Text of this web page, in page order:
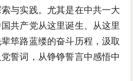
与实践。尤其是在中共一大
共产党从这里诞生、从这里
筚路蓝缕的奋斗历程，汲取
誓词，从铮铮誓言中感悟中